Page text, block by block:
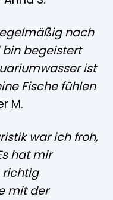
nach
begeistert
ist
Fische fühlen
M.
war ich froh,
hat mir
richtig
mit der